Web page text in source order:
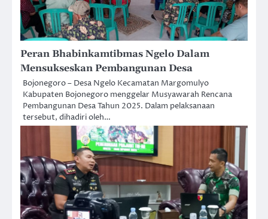
Peran Bhabinkamtibmas Ngelo Dalam
Mensukseskan Pembangunan Desa
Bojonegoro – Desa Ngelo Kecamatan Margomulyo
Kabupaten Bojonegoro menggelar Musyawarah Rencana
Pembangunan Desa Tahun 2025. Dalam pelaksanaan
tersebut, dihadiri oleh…